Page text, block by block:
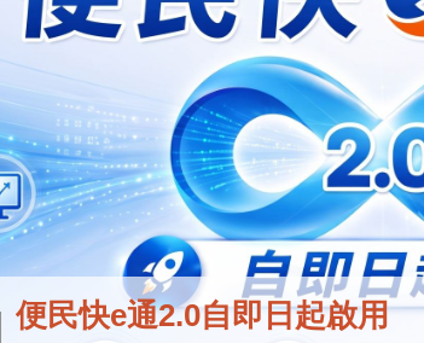
便民快e通2.0自即日起啟用